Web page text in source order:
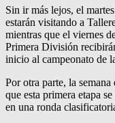
Sin ir más lejos, el
estarán visitando a
mientras que el viernes
Primera División
inicio al campeonato de
Por otra parte, la
que esta primera etapa
en una ronda